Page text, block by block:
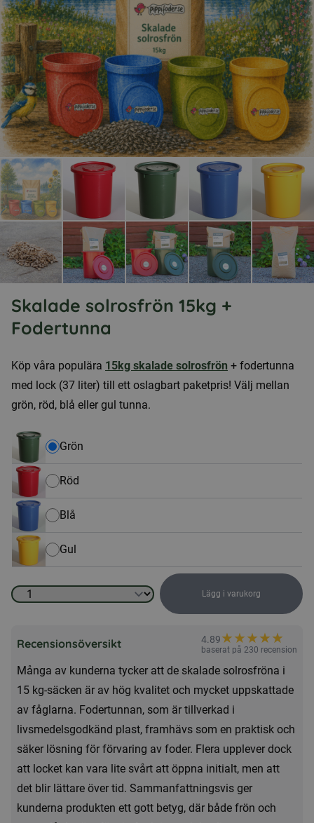
Skalade solrosfrön 15kg +
Fodertunna
Köp våra populära 15kg skalade solrosfrön + fodertunna
med lock (37 liter) till ett oslagbart paketpris! Välj mellan
grön, röd, blå eller gul tunna.
Grön
Röd
Blå
Gul
Skalade
15kg
Fodertunna
mängd
Lägg i varukorg
Recensionsöversikt 4.89★★★★★
★
baserat på 230 recension
Många av kunderna tycker att de skalade solrosfröna i
15 kg-säcken är av hög kvalitet och mycket uppskattade
av fåglarna. Fodertunnan, som är tillverkad i
livsmedelsgodkänd plast, framhävs som en praktisk och
säker lösning för förvaring av foder. Flera upplever dock
att locket kan vara lite svårt att öppna initialt, men att
det blir lättare över tid. Sammanfattningsvis ger
kunderna produkten ett gott betyg, där både frön och